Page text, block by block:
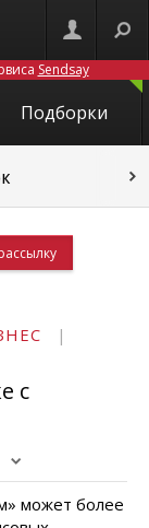
Sendsay
Подборки
|
с
может более